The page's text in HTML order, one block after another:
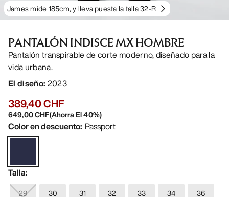
James mide 185cm, y lleva puesta la talla 32-R
PANTALÓN INDISCE MX HOMBRE
Pantalón transpirable de corte moderno, diseñado para la
vida urbana.
El diseño: 2023
389,40 CHF
649,00 CHF(Ahorra El40%)
Color en descuento: Passport
Talla:
29 30 31 32 33 34 36